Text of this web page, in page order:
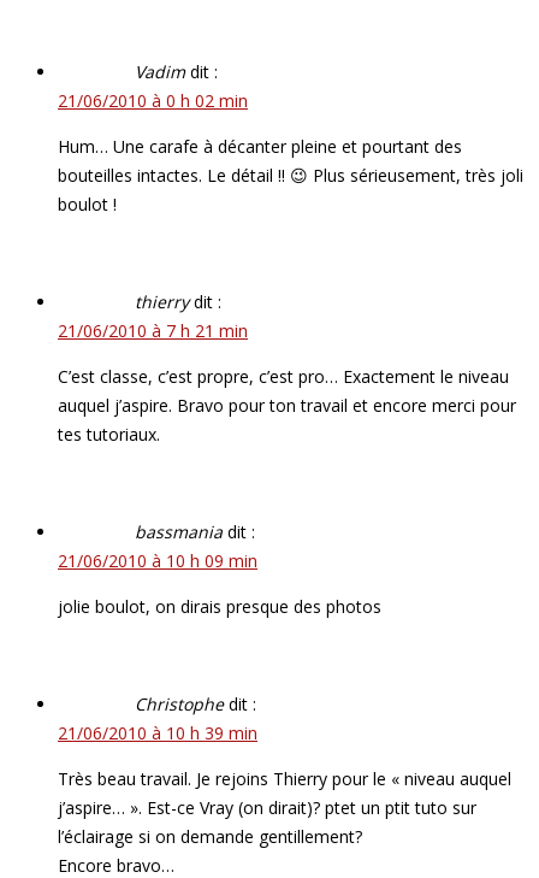
Vadim dit :
21/06/2010 à 0 h 02 min
Hum… Une carafe à décanter pleine et pourtant des
bouteilles intactes. Le détail !! 😉 Plus sérieusement, très joli
boulot !
thierry dit :
21/06/2010 à 7 h 21 min
C’est classe, c’est propre, c’est pro… Exactement le niveau
auquel j’aspire. Bravo pour ton travail et encore merci pour
tes tutoriaux.
bassmania dit :
21/06/2010 à 10 h 09 min
jolie boulot, on dirais presque des photos
Christophe dit :
21/06/2010 à 10 h 39 min
Très beau travail. Je rejoins Thierry pour le « niveau auquel
j’aspire… ». Est-ce Vray (on dirait)? ptet un ptit tuto sur
l’éclairage si on demande gentillement?
Encore bravo…